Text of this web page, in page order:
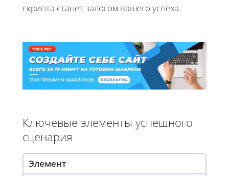
скрипта станет залогом вашего успеха.
Ключевые элементы успешного
сценария
Элемент